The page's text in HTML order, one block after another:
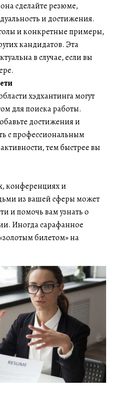
сделайте резюме,
и достижения.
и конкретные примеры,
кандидатов. Эта
в случае, если вы
хэдхантинга могут
для поиска работы.
достижения и
с профессиональным
тем быстрее вы
конференциях и
из вашей сферы может
и помочь вам узнать о
Иногда сарафанное
билетом» на